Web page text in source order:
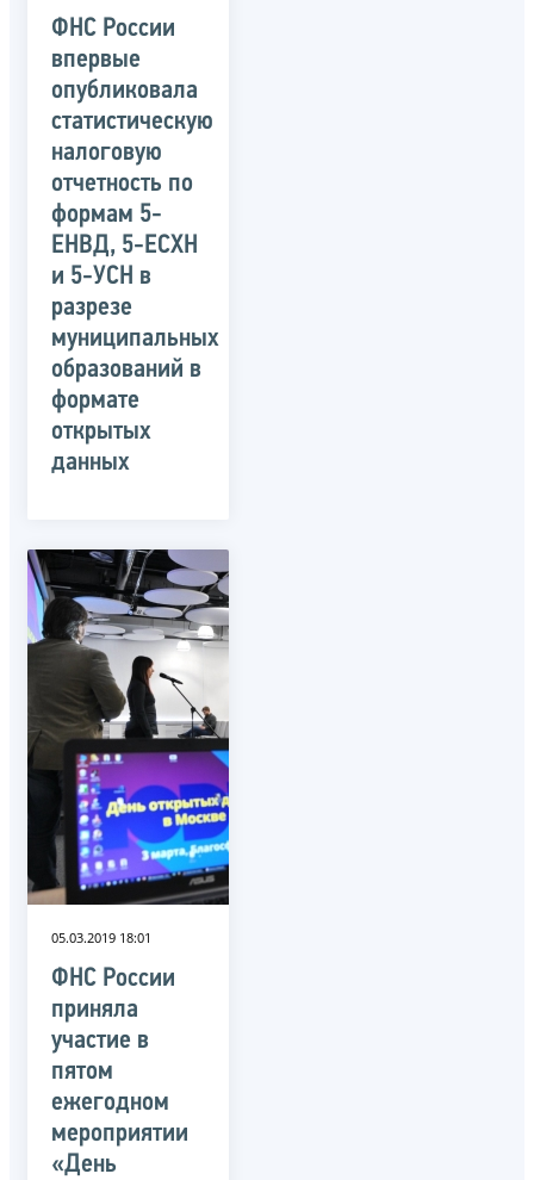
ФНС России
впервые
опубликовала
статистическую
налоговую
отчетность по
формам 5-
ЕНВД, 5-ЕСХН
и 5-УСН в
разрезе
муниципальных
образований в
формате
открытых
данных
05.03.2019 18:01
ФНС России
приняла
участие в
пятом
ежегодном
мероприятии
«День